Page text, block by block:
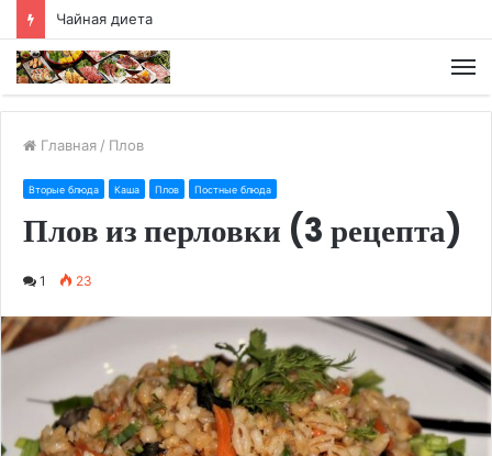
Чайная диета
Главная / Плов
Вторые блюда Каша Плов Постные блюда
Плов из перловки (3 рецепта)
1 23